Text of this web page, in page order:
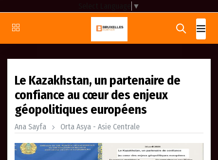
▼
Le Kazakhstan, un partenaire de
confiance au cœur des enjeux
géopolitiques européens
Ana Sayfa Orta Asya - Asie Centrale